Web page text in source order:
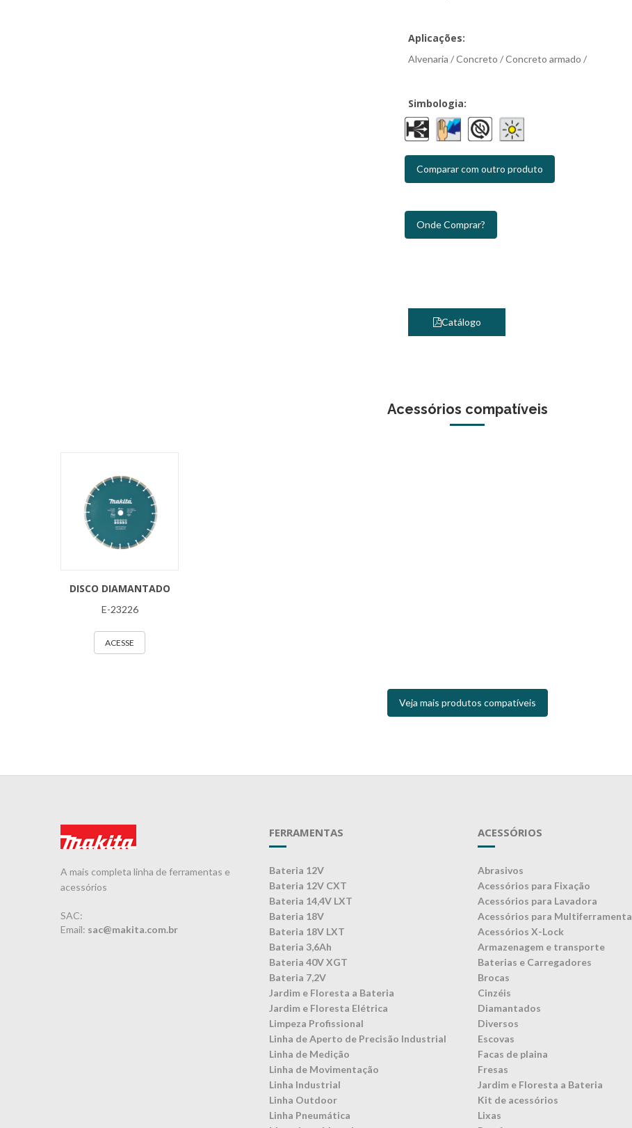
Aplicações:
Alvenaria / Concreto / Concreto armado /
Simbologia:
Comparar com outro produto
Onde Comprar?
Catálogo
Acessórios compatíveis
DISCO DIAMANTADO
E-23226
ACESSE
Veja mais produtos compatíveis
A mais completa linha de ferramentas e
acessórios
SAC:
Email: sac@makita.com.br
FERRAMENTAS
Bateria 12V
Bateria 12V CXT
Bateria 14,4V LXT
Bateria 18V
Bateria 18V LXT
Bateria 3,6Ah
Bateria 40V XGT
Bateria 7,2V
Jardim e Floresta a Bateria
Jardim e Floresta Elétrica
Limpeza Profissional
Linha de Aperto de Precisão Industrial
Linha de Medição
Linha de Movimentação
Linha Industrial
Linha Outdoor
Linha Pneumática
ACESSÓRIOS
Abrasivos
Acessórios para Fixação
Acessórios para Lavadora
Acessórios para Multiferramenta
Acessórios X-Lock
Armazenagem e transporte
Baterias e Carregadores
Brocas
Cinzéis
Diamantados
Diversos
Escovas
Facas de plaina
Fresas
Jardim e Floresta a Bateria
Kit de acessórios
Lixas